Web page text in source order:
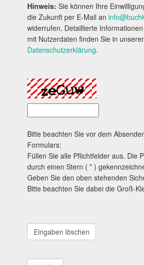
Hinweis: Sie können Ihre
die Zukunft per E-Mail an
widerrufen. Detaillierte
mit Nutzerdaten finden Sie in unserer
Datenschutzerklärung.
Bitte beachten Sie vor dem
Formulars:
Füllen Sie alle Pflichtfelder aus. Die
durch einen Stern ( * )
Geben Sie den oben stehenden
Bitte beachten Sie dabei die Groß-